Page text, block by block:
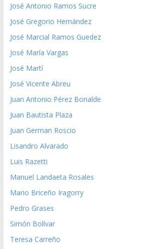
José Antonio Ramos Sucre
José Gregorio Hernández
José Marcial Ramos Guedez
José María Vargas
José Martí
José Vicente Abreu
Juan Antonio Pérez Bonalde
Juan Bautista Plaza
Juan German Roscio
Lisandro Alvarado
Luis Razetti
Manuel Landaeta Rosales
Mario Briceño Iragorry
Pedro Grases
Simón Bolívar
Teresa Carreño